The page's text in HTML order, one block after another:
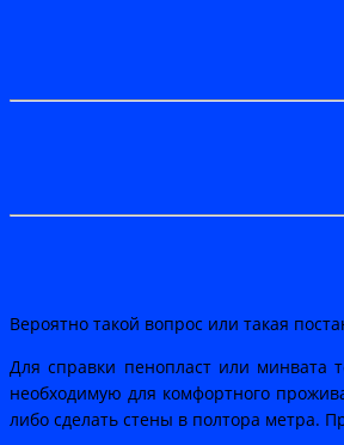
Вероятно такой вопрос или такая
Для справки пенопласт или минвата
необходимую для комфортного
либо сделать стены в полтора метра.